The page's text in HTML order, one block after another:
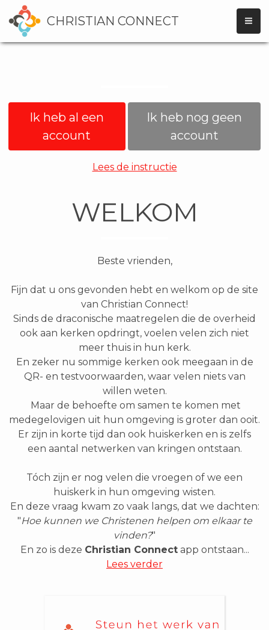
CHRISTIAN CONNECT
Ik heb al een
account
Ik heb nog geen
account
Lees de instructie
WELKOM
Beste vrienden,
Fijn dat u ons gevonden hebt en welkom op de site
van Christian Connect!
Sinds de draconische maatregelen die de overheid
ook aan kerken opdringt, voelen velen zich niet
meer thuis in hun kerk.
En zeker nu sommige kerken ook meegaan in de
QR- en testvoorwaarden, waar velen niets van
willen weten.
Maar de behoefte om samen te komen met
medegelovigen uit hun omgeving is groter dan ooit.
Er zijn in korte tijd dan ook huiskerken en is zelfs
een aantal netwerken van kringen ontstaan.
Tóch zijn er nog velen die vroegen of we een
huiskerk in hun omgeving wisten.
En deze vraag kwam zo vaak langs, dat we dachten:
"Hoe kunnen we Christenen helpen om elkaar te
vinden?"
En zo is deze Christian Connectapp ontstaan...
Lees verder